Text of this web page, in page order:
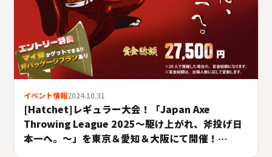
イベント情報2024.10.31
[Hatchet]レギュラー大会！「Japan Axe
Throwing League 2025〜駆け上がれ、斧投げ日
本一へ。〜」を東京＆愛知＆大阪にて開催！